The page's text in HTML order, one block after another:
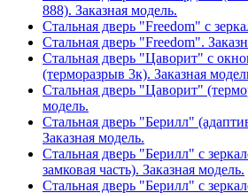
888). Заказная модель.
Стальная дверь "Freedom" с
Стальная дверь "Freedom".
Стальная дверь "Цаворит" с
(терморазрыв 3к). Заказная
Стальная дверь "Цаворит"
модель.
Стальная дверь "Берилл"
Заказная модель.
Стальная дверь "Берилл" с
замковая часть). Заказная модель.
Стальная дверь "Берилл" с